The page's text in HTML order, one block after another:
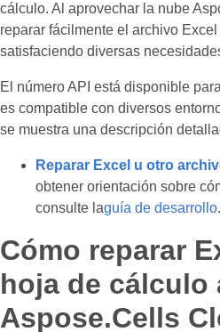
cálculo. Al aprovechar la nube
reparar fácilmente el archivo
satisfaciendo diversas
El número API está disponible
es compatible con diversos
se muestra una descripción
Reparar Excel u otro
obtener orientación sobre
consulte laguía de desarrollo.
Cómo reparar
hoja de cálculo
Aspose.Cells